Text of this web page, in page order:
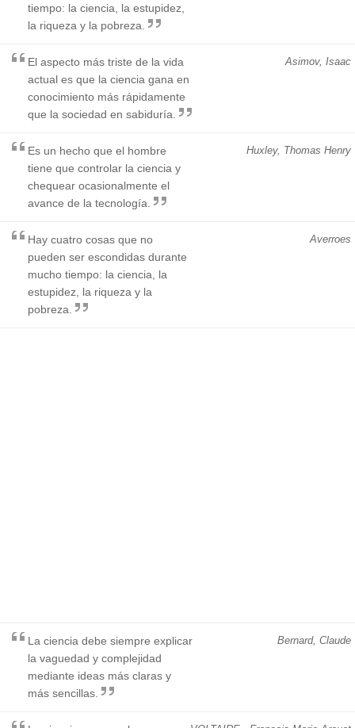
tiempo: la ciencia, la estupidez,
la riqueza y la pobreza.
Asimov, Isaac
El aspecto más triste de la vida
actual es que la ciencia gana en
conocimiento más rápidamente
que la sociedad en sabiduría.
Huxley, Thomas Henry
Es un hecho que el hombre
tiene que controlar la ciencia y
chequear ocasionalmente el
avance de la tecnología.
Averroes
Hay cuatro cosas que no
pueden ser escondidas durante
mucho tiempo: la ciencia, la
estupidez, la riqueza y la
pobreza.
Bernard, Claude
La ciencia debe siempre explicar
la vaguedad y complejidad
mediante ideas más claras y
más sencillas.